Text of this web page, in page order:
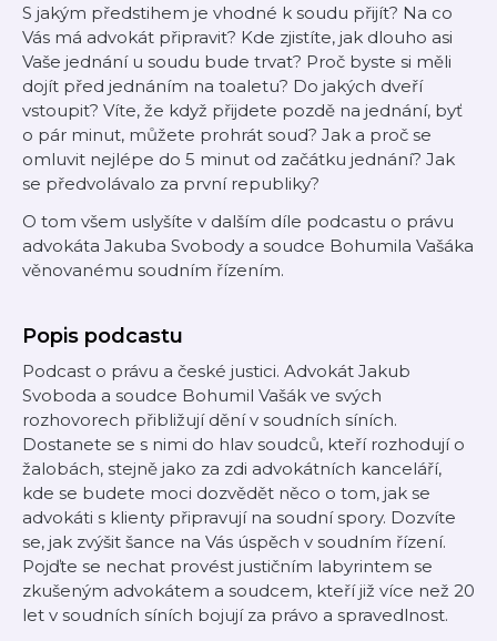
S jakým předstihem je vhodné k soudu přijít? Na co
Vás má advokát připravit? Kde zjistíte, jak dlouho asi
Vaše jednání u soudu bude trvat? Proč byste si měli
dojít před jednáním na toaletu? Do jakých dveří
vstoupit? Víte, že když přijdete pozdě na jednání, byť
o pár minut, můžete prohrát soud? Jak a proč se
omluvit nejlépe do 5 minut od začátku jednání? Jak
se předvolávalo za první republiky?
O tom všem uslyšíte v dalším díle podcastu o právu
advokáta Jakuba Svobody a soudce Bohumila Vašáka
věnovanému soudním řízením.
Popis podcastu
Podcast o právu a české justici. Advokát Jakub
Svoboda a soudce Bohumil Vašák ve svých
rozhovorech přibližují dění v soudních síních.
Dostanete se s nimi do hlav soudců, kteří rozhodují o
žalobách, stejně jako za zdi advokátních kanceláří,
kde se budete moci dozvědět něco o tom, jak se
advokáti s klienty připravují na soudní spory. Dozvíte
se, jak zvýšit šance na Vás úspěch v soudním řízení.
Pojďte se nechat provést justičním labyrintem se
zkušeným advokátem a soudcem, kteří již více než 20
let v soudních síních bojují za právo a spravedlnost.